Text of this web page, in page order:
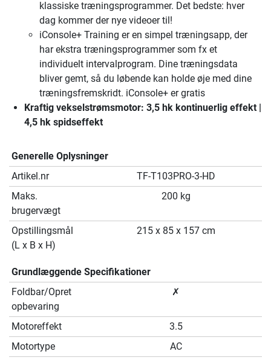
klassiske træningsprogrammer. Det bedste: hver
dag kommer der nye videoer til!
iConsole+ Training er en simpel træningsapp, der
har ekstra træningsprogrammer som fx et
individuelt intervalprogram. Dine træningsdata
bliver gemt, så du løbende kan holde øje med dine
træningsfremskridt. iConsole+ er gratis
Kraftig vekselstrømsmotor: 3,5 hk kontinuerlig effekt |
4,5 hk spidseffekt
Generelle Oplysninger
Artikel.nr
TF-T103PRO-3-HD
Maks.
brugervægt
200 kg
Opstillingsmål
(L x B x H)
215 x 85 x 157 cm
Grundlæggende Specifikationer
Foldbar/Opret
opbevaring
✗
Motoreffekt
3.5
Motortype
AC